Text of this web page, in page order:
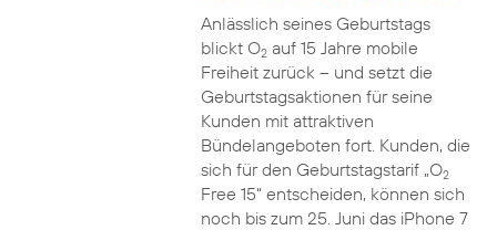
Anlässlich seines Geburtstags
blickt O2auf 15 Jahre mobile
Freiheit zurück – und setzt die
Geburtstagsaktionen für seine
Kunden mit attraktiven
Bündelangeboten fort. Kunden, die
sich für den Geburtstagstarif „O2
Free 15“ entscheiden, können sich
noch bis zum 25. Juni das iPhone 7